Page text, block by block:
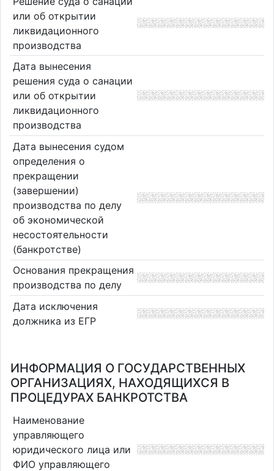
или об открытии
ликвидационного
производства
Дата вынесения
решения суда о санации
или об открытии
ликвидационного
производства
Дата вынесения судом
определения о
прекращении
(завершении)
производства по делу
об экономической
несостоятельности
(банкротстве)
Основания прекращения
производства по делу
Дата исключения
должника из ЕГР
ИНФОРМАЦИЯ О ГОСУДАРСТВЕННЫХ
ОРГАНИЗАЦИЯХ, НАХОДЯЩИХСЯ В
ПРОЦЕДУРАХ БАНКРОТСТВА
Наименование
управляющего
юридического лица или
ФИО управляющего